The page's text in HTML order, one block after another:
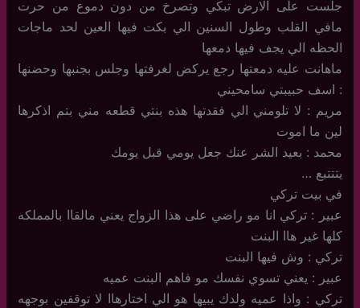
جلست على الارض تبكي وتصرخ من دون دموع من حرت
مافي القلب وطول السنين الي بكت فيها العين لحد ماجات
الحظه الي يجف فيها دمعها
ماهانت عليه دمعتها رجع يركض لغرفتها وجلس بجنبها وحضنها
: اسف حبيبتي سامحيني
مريم : لا تلومني الي فقدتها هذه بنتي قطعه مني بتم اذكرها
لين ما اموت
محمد : بعيد الشر عنك جعل يومي قبل يومك
يتتتبع …
في بيت تركي
عبير : تركي انا مو راضي على هذا الزواج يعني مالقاا بالمملكه
كلها غير هاا البنت
تركي : وش فيها البنت
عبير : يعني تسوي نفسك مو فاهم البنت عميه
تركي : واذا عميه ولدك يبيها هو الي اختارهاا لا توقفين بوجهه